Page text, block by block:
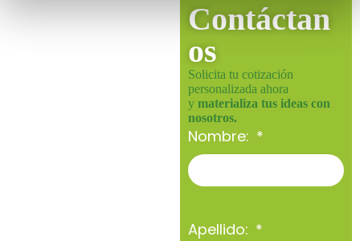
Contáctan
os
Solicita tu cotización
personalizada ahora
y materializa tus ideas con
nosotros.
Nombre:
Apellido: